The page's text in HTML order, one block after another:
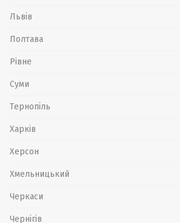
Львів
Полтава
Рівне
Суми
Тернопіль
Харків
Херсон
Хмельницький
Черкаси
Чернігів